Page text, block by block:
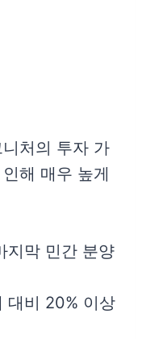
처의 투자 가
해 매우 높게
지막 민간 분양
대비 20% 이상